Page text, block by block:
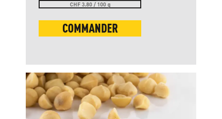
CHF 3.80 / 100 g
COMMANDER